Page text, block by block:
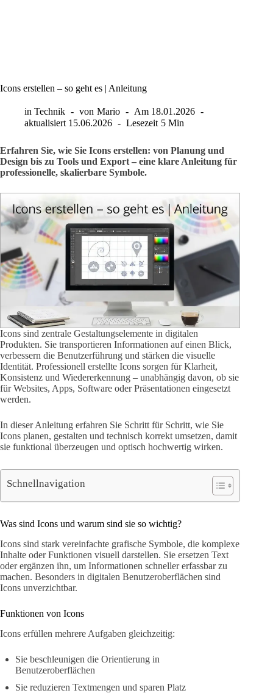
Icons erstellen – so geht es | Anleitung
in Technik von Mario Am 18.01.2026
aktualisiert 15.06.2026 Lesezeit 5 Min
Erfahren Sie, wie Sie Icons erstellen: von Planung und
Design bis zu Tools und Export – eine klare Anleitung für
professionelle, skalierbare Symbole.
Icons sind zentrale Gestaltungselemente in digitalen
Produkten. Sie transportieren Informationen auf einen Blick,
verbessern die Benutzerführung und stärken die visuelle
Identität. Professionell erstellte Icons sorgen für Klarheit,
Konsistenz und Wiedererkennung – unabhängig davon, ob sie
für Websites, Apps, Software oder Präsentationen eingesetzt
werden.
In dieser Anleitung erfahren Sie Schritt für Schritt, wie Sie
Icons planen, gestalten und technisch korrekt umsetzen, damit
sie funktional überzeugen und optisch hochwertig wirken.
Schnellnavigation
Was sind Icons und warum sind sie so wichtig?
Icons sind stark vereinfachte grafische Symbole, die komplexe
Inhalte oder Funktionen visuell darstellen. Sie ersetzen Text
oder ergänzen ihn, um Informationen schneller erfassbar zu
machen. Besonders in digitalen Benutzeroberflächen sind
Icons unverzichtbar.
Funktionen von Icons
Icons erfüllen mehrere Aufgaben gleichzeitig:
Sie beschleunigen die Orientierung in
Benutzeroberflächen
Sie reduzieren Textmengen und sparen Platz